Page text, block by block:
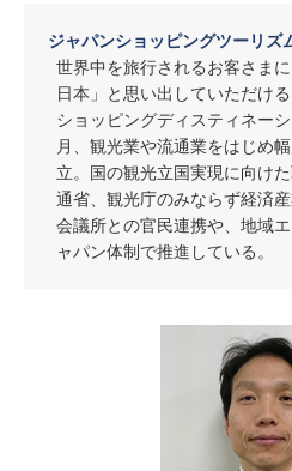
ジャパンショッピングツーリズ
世界中を旅行されるお客さま
日本」と思い出していただけ
ショッピングディスティネー
月、観光業や流通業をはじめ
立。国の観光立国実現に向け
通省、観光庁のみならず経済
会議所との官民連携や、地域
ャパン体制で推進している。